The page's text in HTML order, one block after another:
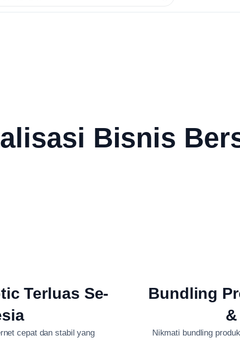
Bisnis
Terluas Se-
cepat dan stabil yang
Bundling
Nikmati bundling